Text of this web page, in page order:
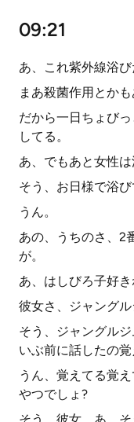
09:21
あ、これ紫外線浴び
まあ殺菌作用とかも
だから一日ちょび
してる。
あ、でもあと女性は
そう、お日様で浴
うん。
あの、うちのさ、2
が。
あ、はしびろ子好き
彼女さ、ジャングル
そう、ジャングル
いぶ前に話したの
うん、覚えてる覚
やつでしょ?